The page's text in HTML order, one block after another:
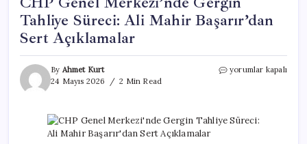
Tahliye Süreci: Ali Mahir Başarır’dan
Sert Açıklamalar
By Ahmet Kurt
24 Mayıs 2026
2 Min Read
CHP
Tahliye
Süreci:
yorumlar kapalı